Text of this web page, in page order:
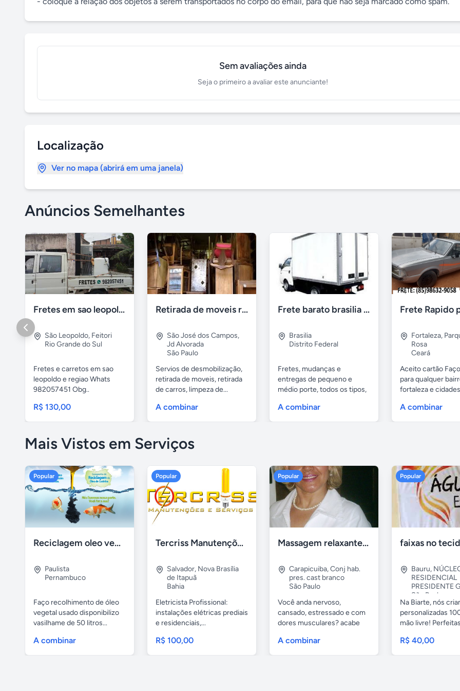
Sem avaliações ainda
Seja o primeiro a avaliar este anunciante!
Localização
Ver no mapa (abrirá em uma janela)
Anúncios Semelhantes
Fretes em sao leopoldo
São Leopoldo, Feitori
Rio Grande do Sul
Fretes e carretos em sao
leopoldo e regiao Whats
982057451 Obg..
R$ 130,00
Retirada de moveis residênciais e indústriais
São José dos Campos,
Jd Alvorada
São Paulo
Servios de desmobilização,
retirada de moveis, retirada
de carros, limpeza de...
A combinar
Frete barato brasilia df
Brasilia
Distrito Federal
Fretes, mudanças e
entregas de pequeno e
médio porte, todos os tipos,
A combinar
Fortaleza,
Rosa
Ceará
Aceito cartão
para qualquer
fortaleza e
A combinar
Mais Vistos em Serviços
Popular
Reciclagem oleo vegetal
Paulista
Pernambuco
Faço recolhimento de óleo
vegetal usado disponibilizo
vasilhame de 50 litros...
A combinar
Popular
Tercriss Manutenções e Serviços
Salvador, Nova Brasília
de Itapuã
Bahia
Eletricista Profissional:
instalações elétricas prediais
e residenciais,...
R$ 100,00
Popular
Massagem relaxante- terapeutica e depilação
Carapicuiba,Conj hab.
pres. cast branco
São Paulo
Você anda nervoso,
cansado, estressado e com
dores musculares? acabe
A combinar
Popular
Bauru,
RESIDENCIAL
PRESIDENTE
São Paulo
Na Biarte, nós
personalizadas
mão livre!
R$ 40,00